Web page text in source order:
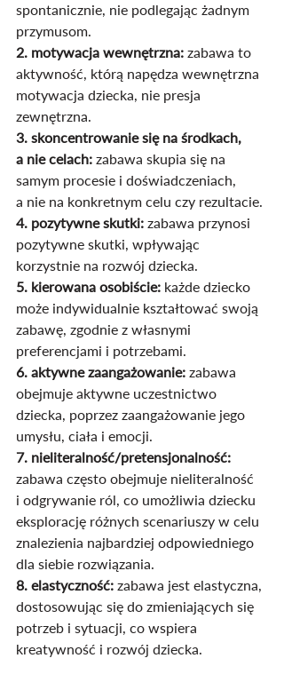
spontanicznie, nie podlegając żadnym
przymusom.
2. motywacja wewnętrzna: zabawa to
aktywność, którą napędza wewnętrzna
motywacja dziecka, nie presja
zewnętrzna.
3. skoncentrowanie się na środkach,
a nie celach: zabawa skupia się na
samym procesie i doświadczeniach,
a nie na konkretnym celu czy rezultacie.
4. pozytywne skutki: zabawa przynosi
pozytywne skutki, wpływając
korzystnie na rozwój dziecka.
5. kierowana osobiście: każde dziecko
może indywidualnie kształtować swoją
zabawę, zgodnie z własnymi
preferencjami i potrzebami.
6. aktywne zaangażowanie: zabawa
obejmuje aktywne uczestnictwo
dziecka, poprzez zaangażowanie jego
umysłu, ciała i emocji.
7. nieliteralność/pretensjonalność:
zabawa często obejmuje nieliteralność
i odgrywanie ról, co umożliwia dziecku
eksplorację różnych scenariuszy w celu
znalezienia najbardziej odpowiedniego
dla siebie rozwiązania.
8. elastyczność: zabawa jest elastyczna,
dostosowując się do zmieniających się
potrzeb i sytuacji, co wspiera
kreatywność i rozwój dziecka.